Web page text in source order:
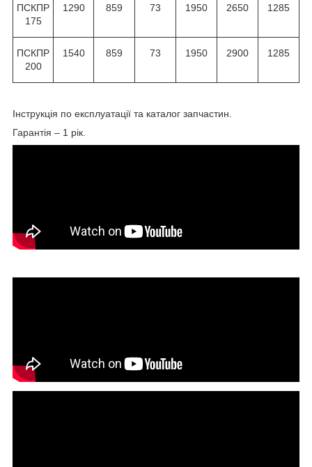
ПСКПР
175
1290 859 73 1950 2650 1285
ПСКПР
200
1540 859 73 1950 2900 1285
Інструкція по експлуатації та каталог запчастин.
Гарантія – 1 рік.